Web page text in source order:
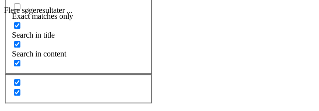
Flere søgeresultater ...
Exact matches only
Search in title
Search in content